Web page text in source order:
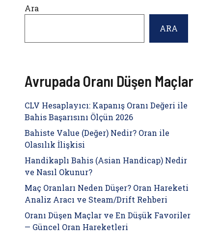
Ara
ARA
Avrupada Oranı Düşen Maçlar
CLV Hesaplayıcı: Kapanış Oranı Değeri ile
Bahis Başarısını Ölçün 2026
Bahiste Value (Değer) Nedir? Oran ile
Olasılık İlişkisi
Handikaplı Bahis (Asian Handicap) Nedir
ve Nasıl Okunur?
Maç Oranları Neden Düşer? Oran Hareketi
Analiz Aracı ve Steam/Drift Rehberi
Oranı Düşen Maçlar ve En Düşük Favoriler
— Güncel Oran Hareketleri